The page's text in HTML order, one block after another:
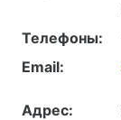
Телефоны:
Email:
Адрес: